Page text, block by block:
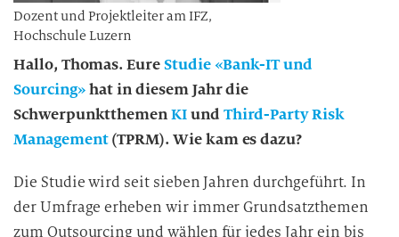
Dozent und Projektleiter am IFZ,
Hochschule Luzern
Hallo, Thomas. EureStudie «Bank-IT und
Sourcing»hat in diesem Jahr die
SchwerpunktthemenKIund Third-Party Risk
Management(TPRM). Wie kam es dazu?
Die Studie wird seit sieben Jahren durchgeführt. In
der Umfrage erheben wir immer Grundsatzthemen
zum Outsourcing und wählen für jedes Jahr ein bis